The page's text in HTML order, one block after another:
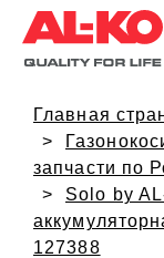
Главная
запчасти по
Solo by
127388